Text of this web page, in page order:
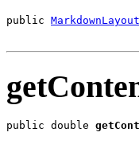
public
public double